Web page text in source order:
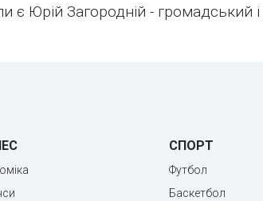
є Юрій Загородній - громадський і
СПОРТ
Футбол
Баскетбол